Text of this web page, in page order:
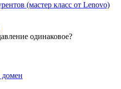
(мастер класс от Lenovo)
одинаковое?
домен